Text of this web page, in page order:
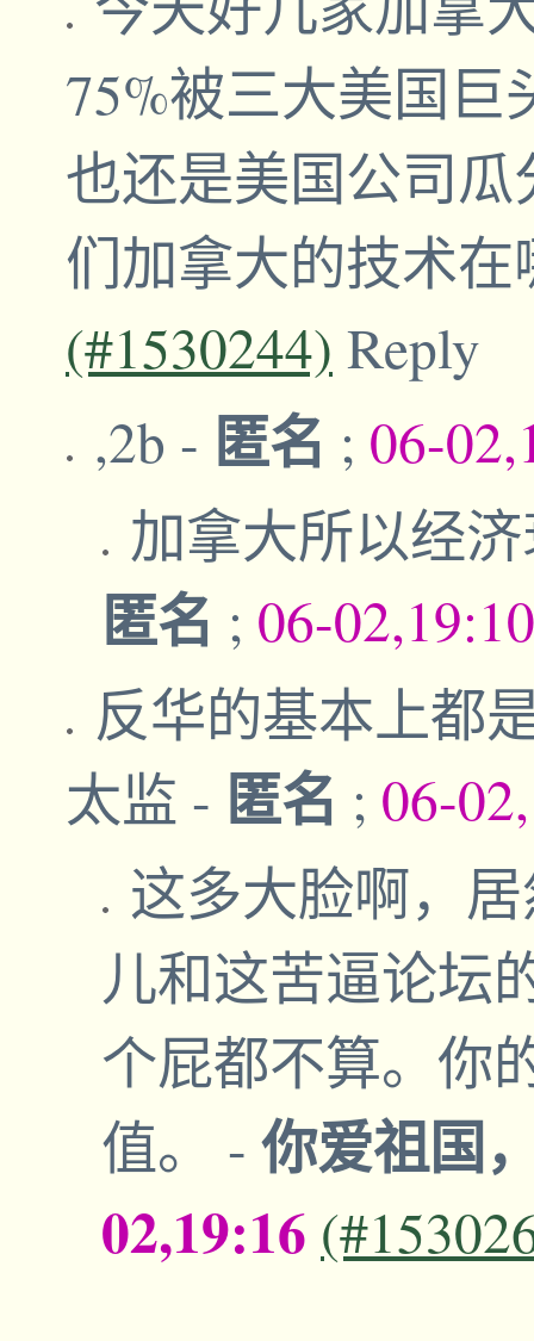
75%被三大美国巨
也还是美国公司
们加拿大的技术
(#1530244) Reply
,2b - 匿名 ; 06-
加拿大所以经
匿名 ; 06-
反华的基本上都
太监 - 匿名 ; 06-
这多大脸啊，
儿和这苦逼论坛
个屁都不算。你
值。 - 你爱祖国
02,19:16